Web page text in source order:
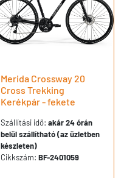
Merida Crossway 20
Cross Trekking
Kerékpár - fekete
Szállítási idő: akár 24 órán
belül szállítható (az üzletben
készleten)
Cikkszám: BF-2401059